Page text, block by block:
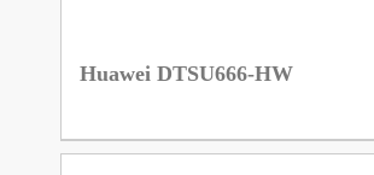
Huawei DTSU666-HW